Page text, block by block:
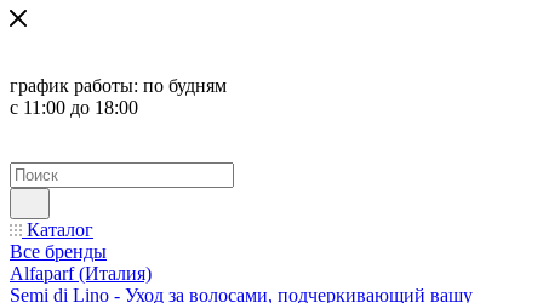
график работы: по будням
с 11:00 до 18:00
Каталог
Все бренды
Alfaparf (Италия)
Semi di Lino - Уход за волосами, подчеркивающий вашу